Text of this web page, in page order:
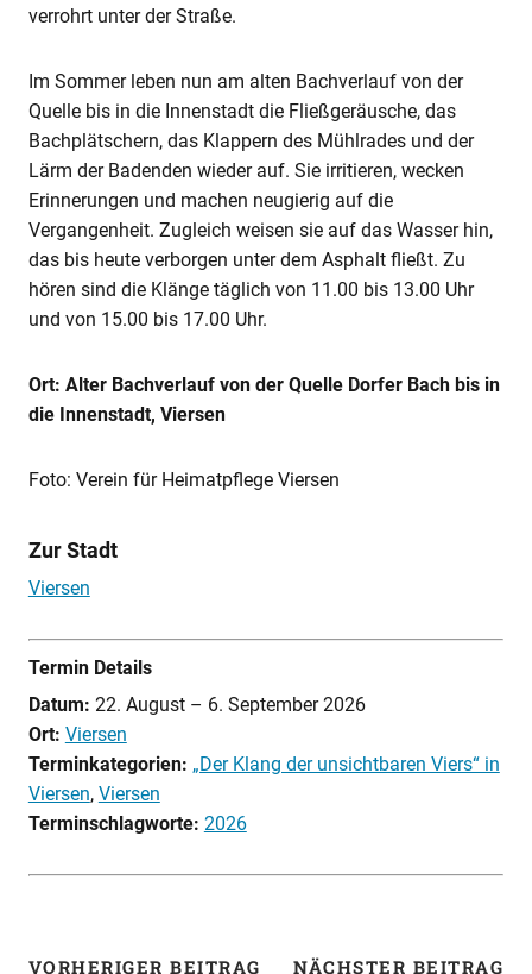
verrohrt unter der Straße.
Im Sommer leben nun am alten Bachverlauf von der
Quelle bis in die Innenstadt die Fließgeräusche, das
Bachplätschern, das Klappern des Mühlrades und der
Lärm der Badenden wieder auf. Sie irritieren, wecken
Erinnerungen und machen neugierig auf die
Vergangenheit. Zugleich weisen sie auf das Wasser hin,
das bis heute verborgen unter dem Asphalt fließt. Zu
hören sind die Klänge täglich von 11.00 bis 13.00 Uhr
und von 15.00 bis 17.00 Uhr.
Ort: Alter Bachverlauf von der Quelle Dorfer Bach bis in
die Innenstadt, Viersen
Foto: Verein für Heimatpflege Viersen
Zur Stadt
Viersen
Termin Details
Datum: 22. August– 6. September 2026
Ort: Viersen
Terminkategorien: „Der Klang der unsichtbaren Viers“ in
Viersen, Viersen
Terminschlagworte: 2026
VORHERIGER BEITRAG NÄCHSTER BEITRAG